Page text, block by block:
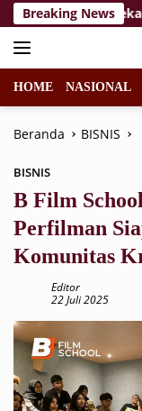
Langsung
ke
konten
Breaking News
2026,
HOME NASIONAL
Beranda BISNIS
BISNIS
B Film
Perfilman
Komunitas
Editor
22 Juli 2025